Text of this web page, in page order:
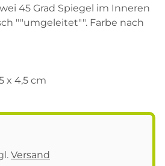
45 Grad Spiegel im Inneren
""umgeleitet"". Farbe nach
x 4,5 cm
Versand